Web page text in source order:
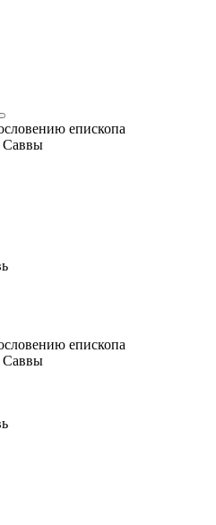
епископа
Саввы
епископа
Саввы